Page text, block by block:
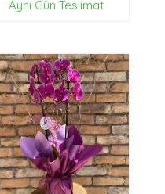
Aynı Gün Teslimat